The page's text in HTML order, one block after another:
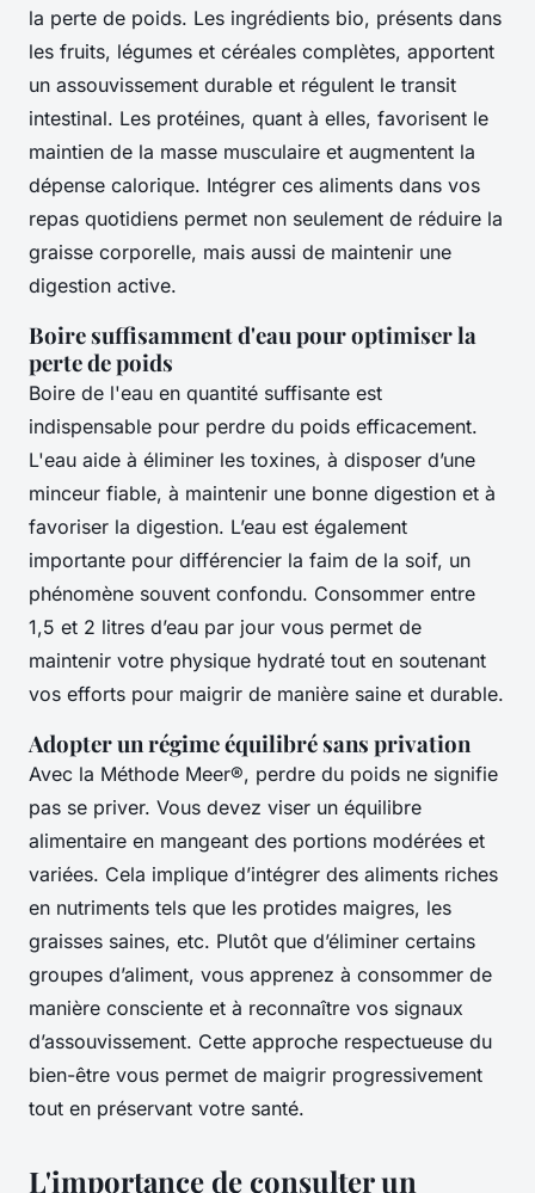
la perte de poids. Les ingrédients bio, présents dans
les fruits, légumes et céréales complètes, apportent
un assouvissement durable et régulent le transit
intestinal. Les protéines, quant à elles, favorisent le
maintien de la masse musculaire et augmentent la
dépense calorique. Intégrer ces aliments dans vos
repas quotidiens permet non seulement de réduire la
graisse corporelle, mais aussi de maintenir une
digestion active.
Boire suffisamment d'eau pour optimiser la
perte de poids
Boire de l'eau en quantité suffisante est
indispensable pour perdre du poids efficacement.
L'eau aide à éliminer les toxines, à disposer d’une
minceur fiable, à maintenir une bonne digestion et à
favoriser la digestion. L’eau est également
importante pour différencier la faim de la soif, un
phénomène souvent confondu. Consommer entre
1,5 et 2 litres d’eau par jour vous permet de
maintenir votre physique hydraté tout en soutenant
vos efforts pour maigrir de manière saine et durable.
Adopter un régime équilibré sans privation
Avec la Méthode Meer®, perdre du poids ne signifie
pas se priver. Vous devez viser un équilibre
alimentaire en mangeant des portions modérées et
variées. Cela implique d’intégrer des aliments riches
en nutriments tels que les protides maigres, les
graisses saines, etc. Plutôt que d’éliminer certains
groupes d’aliment, vous apprenez à consommer de
manière consciente et à reconnaître vos signaux
d’assouvissement. Cette approche respectueuse du
bien-être vous permet de maigrir progressivement
tout en préservant votre santé.
L'importance de consulter un